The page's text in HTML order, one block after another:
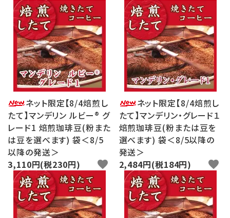
Information
ネット限定【8/4焙煎し
たて】マンデリン ルビー® グ
レード1 焙煎珈琲豆(粉また
は豆を選べます) 袋＜8/5
以降の発送＞
3,110円(税230円)
favorite
ネット限定【8/4焙煎し
たて】マンデリン・グレード１
焙煎珈琲豆(粉または豆を
選べます) 袋＜8/5以降の
発送＞
2,484円(税184円)
favorite